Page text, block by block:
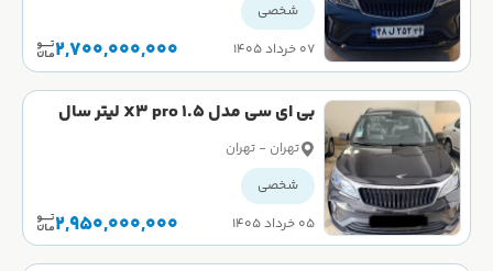
شخصی
۰۷ خرداد ۱۴۰۵
2,700,000,000
بی ای سی مدل X3 pro 1.5 لیتر سال
1404 کارکردهتهران - تهران
شخصی
۰۵ خرداد ۱۴۰۵
2,950,000,000